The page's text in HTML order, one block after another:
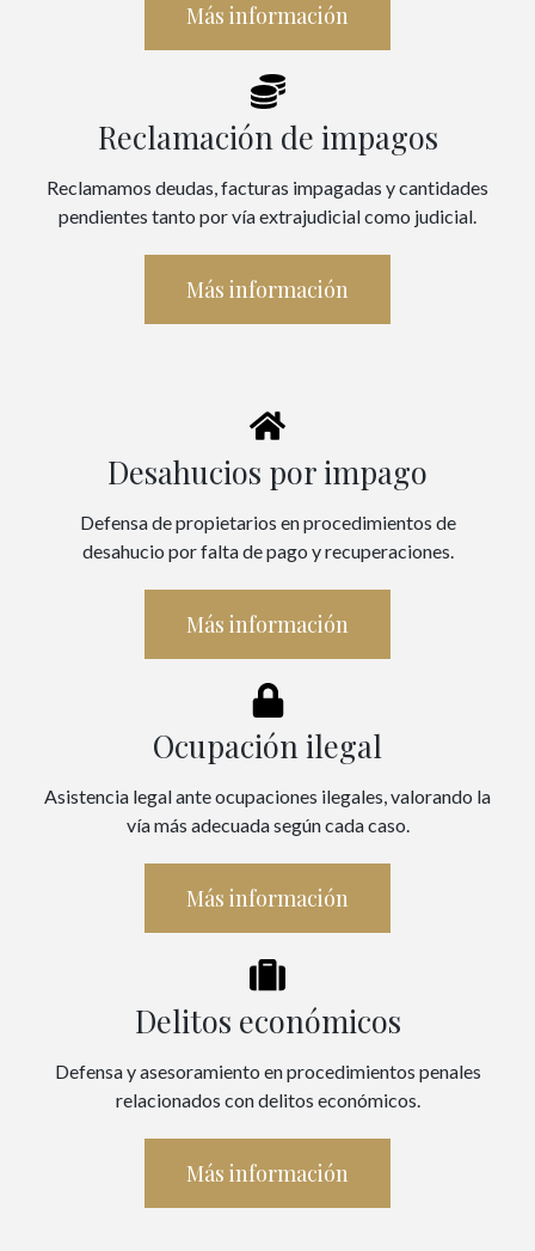
Más información
Reclamación de impagos
Reclamamos deudas, facturas impagadas y cantidades
pendientes tanto por vía extrajudicial como judicial.
Más información
Desahucios por impago
Defensa de propietarios en procedimientos de
desahucio por falta de pago y recuperaciones.
Más información
Ocupación ilegal
Asistencia legal ante ocupaciones ilegales, valorando la
vía más adecuada según cada caso.
Más información
Delitos económicos
Defensa y asesoramiento en procedimientos penales
relacionados con delitos económicos.
Más información